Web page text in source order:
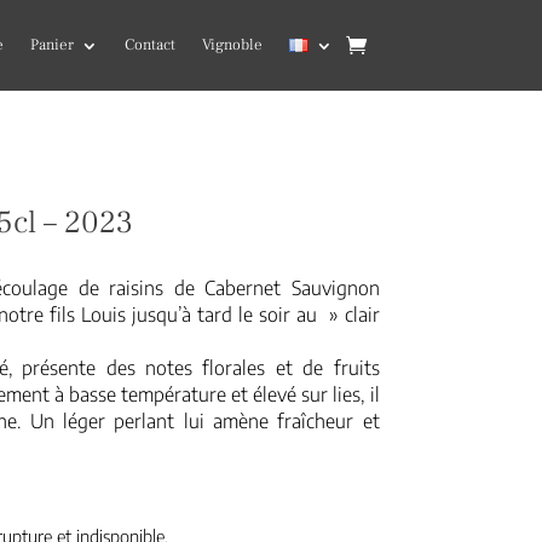
Panier Contact Vignoble
– 2023
de raisins de Cabernet Sauvignon
fils Louis jusqu’à tard le soir au » clair
présente des notes florales et de fruits
à basse température et élevé sur lies, il
Un léger perlant lui amène fraîcheur et
et indisponible.